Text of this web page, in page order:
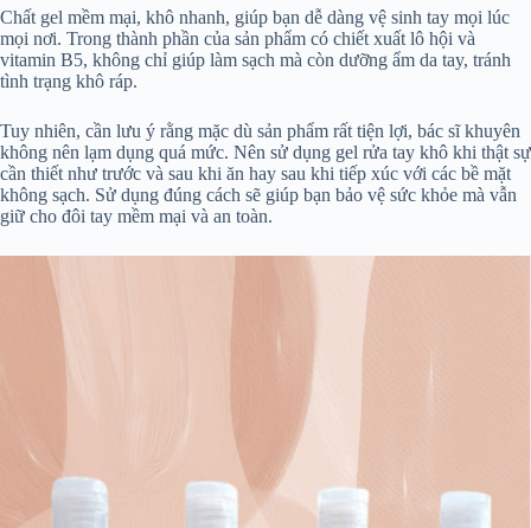
Chất gel mềm mại, khô nhanh, giúp bạn dễ dàng vệ sinh tay mọi lúc
mọi nơi. Trong thành phần của sản phẩm có chiết xuất lô hội và
vitamin B5, không chỉ giúp làm sạch mà còn dưỡng ẩm da tay, tránh
tình trạng khô ráp.
Tuy nhiên, cần lưu ý rằng mặc dù sản phẩm rất tiện lợi, bác sĩ khuyên
không nên lạm dụng quá mức. Nên sử dụng gel rửa tay khô khi thật sự
cần thiết như trước và sau khi ăn hay sau khi tiếp xúc với các bề mặt
không sạch. Sử dụng đúng cách sẽ giúp bạn bảo vệ sức khỏe mà vẫn
giữ cho đôi tay mềm mại và an toàn.